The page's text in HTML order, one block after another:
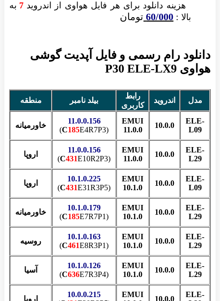
هزینه دانلود برای هر فایل هواوی از اندروید7 به
بالا :
60/000 تومان
دانلود رام رسمی و فایل آپدیت گوشی
هواوی P30 ELE-LX9
مدل اندروید
رابط
کاربری
بیلد نامبر منطقه
ELE-
L09
10.0.0
EMUI
11.0.0
11.0.0.156
(
C185E4R7P3)
خاورمیانه
ELE-
L29
10.0.0
EMUI
11.0.0
11.0.0.156
(
C431E10R2P3)
اروپا
ELE-
L09
10.0.0
EMUI
10.1.0
10.1.0.225
(
C431E31R3P5)
اروپا
ELE-
L29
10.0.0
EMUI
10.1.0
10.1.0.179
(
C185E7R7P1)
خاورمیانه
ELE-
L29
10.0.0
EMUI
10.1.0
10.1.0.163
(
C461E8R3P1)
روسیه
ELE-
L29
10.0.0
EMUI
10.1.0
10.1.0.126
(
C636E7R3P4)
آسیا
ELE-
10.0.0
EMUI
10.0.0.215
اروپا